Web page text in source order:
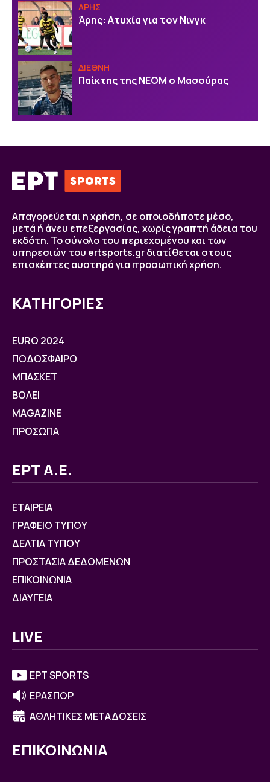
ΑΡΗΣ
Άρης: Ατυχία για τον Νινγκ
ΔΙΕΘΝΗ
Παίκτης της ΝΕΟΜ ο Μασούρας
Απαγορεύεται η χρήση, σε οποιοδήποτε μέσο,
μετά ή άνευ επεξεργασίας, χωρίς γραπτή άδεια του
εκδότη. Το σύνολο του περιεχομένου και των
υπηρεσιών του ertsports.gr διατίθεται στους
επισκέπτες αυστηρά για προσωπική χρήση.
ΚΑΤΗΓΟΡΙΕΣ
EURO 2024
ΠΟΔΟΣΦΑΙΡΟ
ΜΠΑΣΚΕΤ
ΒOΛΕΙ
MAGAZINE
ΠΡΟΣΩΠΑ
ΕΡΤ Α.Ε.
ΕΤΑΙΡΕΙΑ
ΓΡΑΦΕΙΟ ΤΥΠΟΥ
ΔΕΛΤΙΑ ΤΥΠΟΥ
ΠΡΟΣΤΑΣΙΑ ΔΕΔΟΜΕΝΩΝ
ΕΠΙΚΟΙΝΩΝΙΑ
ΔΙΑΥΓΕΙΑ
LIVE
ΕΡΤ SPORTS
ΕΡΑΣΠΟΡ
ΑΘΛΗΤΙΚΕΣ ΜΕΤΑΔΟΣΕΙΣ
ΕΠΙΚΟΙΝΩΝΙΑ